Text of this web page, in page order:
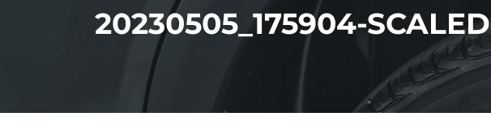
20230505_175904-SCALED